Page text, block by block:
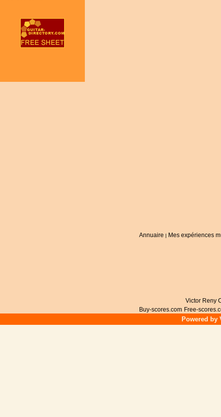
Annuaire | Mes expériences
Victor Reny
Buy-scores.com Free-
Powered by